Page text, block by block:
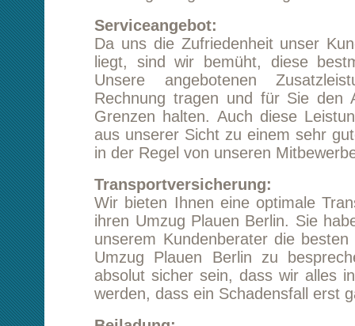
Transportversicherung:
Wir bieten Ihnen eine optimale
ihren Umzug Plauen Berlin. Sie haben die
unserem Kundenberater die besten
Umzug Plauen Berlin zu besprechen. Sie
absolut sicher sein, dass wir alles in Macht
werden, dass ein Schadensfall erst gar nicht
Beiladung:
In manchen Fällen hat man das Problem,
eine kleinere Menge versenden möchte,
sperrig sind. In diesem Fall bieten wir
Möglichkeit, diese als sogenannte
versenden. Unser Beiladungsangebote
interessant, wenn Sie hinsichtlich des
nicht allzu sehr gebunden sind. Der große
Versandtes als Beiladung ist der
natürlich an Sie weitergeben. Als
Umzug Plauen Berlin zu unserem
würden wir versuchen mit Ihnen einen
Termin abzustimmen.